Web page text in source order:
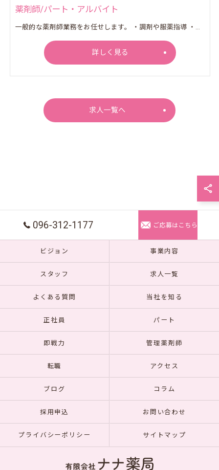
薬剤師/パート・アルバイト
詳しく見る
求人一覧へ
096-312-1177 ご応募はこちら
ビジョン 事業内容
スタッフ 求人一覧
よくある質問 当社を知る
正社員 パート
即戦力 管理薬剤師
転職 アクセス
ブログ コラム
採用申込 お問い合わせ
プライバシーポリシー サイトマップ